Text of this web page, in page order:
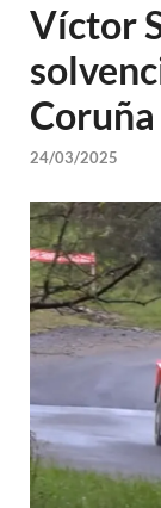
Víctor
Coruña
24/03/2025